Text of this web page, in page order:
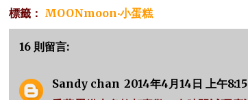
標籤： MOONmoon‧小蛋糕
16 則留言:
Sandy chan 2014年4月14日 上午8:15